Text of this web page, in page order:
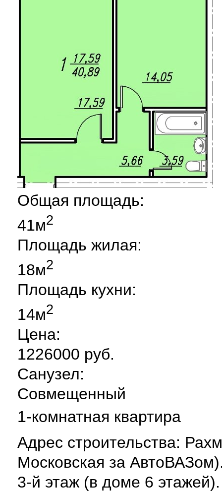
Общая площадь:
41м2
Площадь жилая:
18м2
Площадь кухни:
14м2
Цена:
1226000 руб.
Санузел:
Совмещенный
1-комнатная квартира
Адрес строительства:
Московская за
3-й этаж (в доме 6